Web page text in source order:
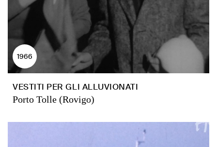
1966
VESTITI PER GLI ALLUVIONATI
Porto Tolle (Rovigo)